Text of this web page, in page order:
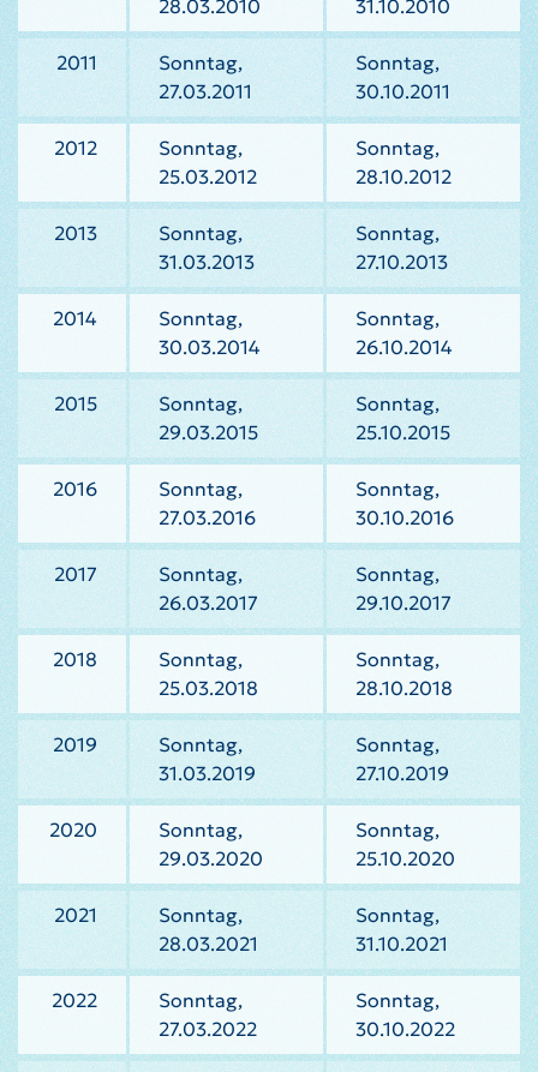
28.03.2010 31.10.2010
2011
Sonntag,
27.03.2011
Sonntag,
30.10.2011
2012
Sonntag,
25.03.2012
Sonntag,
28.10.2012
2013
Sonntag,
31.03.2013
Sonntag,
27.10.2013
2014
Sonntag,
30.03.2014
Sonntag,
26.10.2014
2015
Sonntag,
29.03.2015
Sonntag,
25.10.2015
2016
Sonntag,
27.03.2016
Sonntag,
30.10.2016
2017
Sonntag,
26.03.2017
Sonntag,
29.10.2017
2018
Sonntag,
25.03.2018
Sonntag,
28.10.2018
2019
Sonntag,
31.03.2019
Sonntag,
27.10.2019
2020
Sonntag,
29.03.2020
Sonntag,
25.10.2020
2021
Sonntag,
28.03.2021
Sonntag,
31.10.2021
2022
Sonntag,
27.03.2022
Sonntag,
30.10.2022